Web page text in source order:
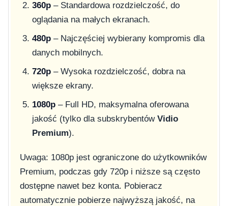
360p– Standardowa rozdzielczość, do
oglądania na małych ekranach.
480p– Najczęściej wybierany kompromis dla
danych mobilnych.
720p– Wysoka rozdzielczość, dobra na
większe ekrany.
1080p– Full HD, maksymalna oferowana
jakość (tylko dla subskrybentów Vidio
Premium).
Uwaga: 1080p jest ograniczone do użytkowników
Premium, podczas gdy 720p i niższe są często
dostępne nawet bez konta. Pobieracz
automatycznie pobierze najwyższą jakość, na